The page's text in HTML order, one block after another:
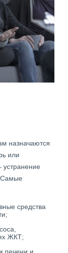
назначаются
или
устранение
Самые
средства
ЖКТ;